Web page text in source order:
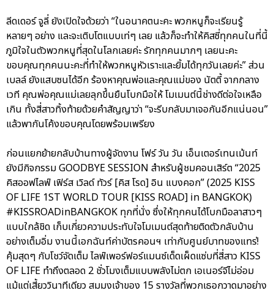
ลีดเดอร์ จูลี่ ยังเปิดใจด้วยว่า “ในอนาคตนะคะ พวกหนูก็จะเรียนรู้
หลายๆ อย่าง และจะเติบโตแบบเท่ๆ เลย แล้วก็จะทำให้คิสซี่ทุกคนในที่นี้
ภูมิใจในตัวพวกหนูที่สุดในโลกเลยค่ะ รักทุกคนมากๆ เลยนะคะ
ขอบคุณทุกคนนะคะที่ทำให้พวกหนูหัวเราะและยิ้มได้ทุกวันเลยค่ะ” ส่วน
เบลล์ ยังแสบซนได้อีก ร้องหาคุณพ่อและคุณแม่ของ นัตตี้ จากกลาง
เวที คุณพ่อคุณแม่เลยลุกขึ้นยืนโบกมือให้ โมเมนต์นี้ช่างดีต่อใจเหลือ
เกิน ทั้งสี่สาวทิ้งท้ายด้วยคำสัญญาว่า “จะรีบกลับมาเจอกันอีกแน่นอน”
แล้วพากันโค้งขอบคุณโดยพร้อมเพรียง
ก่อนแยกย้ายกลับบ้านทางผู้จัดงาน โฟร์ วัน วัน เอ็นเตอร์เทนเม้นท์
ยังมีกิจกรรม GOODBYE SESSION สำหรับผู้ชมคอนเสิร์ต “2025
คิสออฟไลฟ์ เฟิร์ส เวิลด์ ทัวร์ [คิส โรด] อิน แบงคอก” (2025 KISS
OF LIFE 1ST WORLD TOUR [KISS ROAD] in BANGKOK)
#KISSROADinBANGKOK ทุกที่นั่ง ซึ่งให้ทุกคนได้โบกมือลาสาวๆ
แบบใกล้ชิด เก็บเกี่ยวความประทับใจโมเมนต์สุดท้ายติดตัวกลับบ้าน
อย่างเต็มอิ่ม งานนี้เอกฉันท์ค่าบัตรคอนฯ เท่ากับศูนย์บาทของแทร่!
คุ้มสุดๆ กับโชว์จัดเต็ม ไลฟ์เพอร์ฟอร์แมนซ์เด็ดเผ็ดแซ่บที่สี่สาว KISS
OF LIFE ทำถึงตลอด 2 ชั่วโมงเต็มแบบพลังไม่ตก เอเนอร์จีไม่อ่อม
แม้แต่เสี้ยววินาทีเดียว สมมงเจ้าของ 15 รางวัลที่พวกเธอกวาดมาอย่าง